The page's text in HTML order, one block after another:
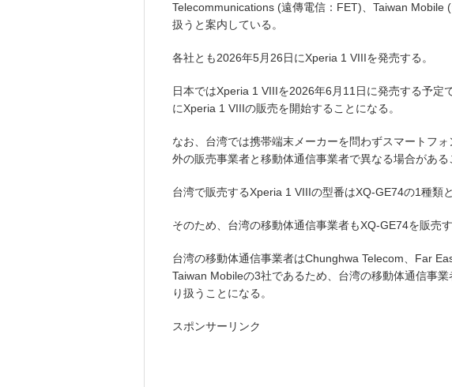
Telecommunications (遠傳電信：FET)、Taiwan Mobile
扱うと案内している。
各社とも2026年5月26日にXperia 1 VIIIを発売する。
日本ではXperia 1 VIIIを2026年6月11日に発売する予定
にXperia 1 VIIIの販売を開始することになる。
なお、台湾では携帯端末メーカーを問わずスマートフ
外の販売事業者と移動体通信事業者で異なる場合がある
台湾で販売するXperia 1 VIIIの型番はXQ-GE74の1種類と
そのため、台湾の移動体通信事業者もXQ-GE74を販売す
台湾の移動体通信事業者はChunghwa Telecom、Far
Taiwan Mobileの3社であるため、台湾の移動体通信事
り扱うことになる。
スポンサーリンク